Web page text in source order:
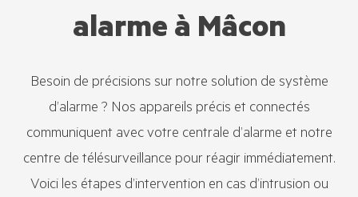
alarme à Mâcon
Besoin de précisions sur notre solution de système
d’alarme ? Nos appareils précis et connectés
communiquent avec votre centrale d’alarme et notre
centre de télésurveillance pour réagir immédiatement.
Voici les étapes d’intervention en cas d’intrusion ou